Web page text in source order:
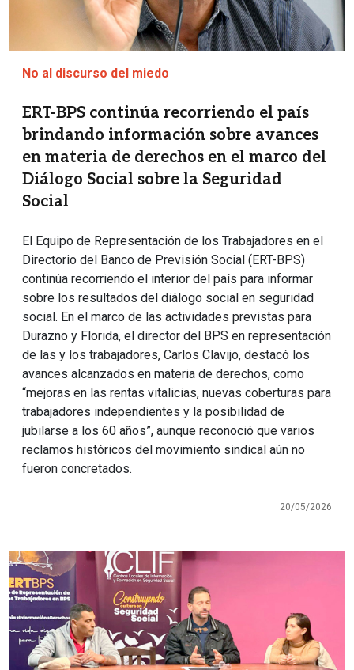
No al discurso del miedo
ERT-BPS continúa recorriendo el país
brindando información sobre avances
en materia de derechos en el marco del
Diálogo Social sobre la Seguridad
Social
El Equipo de Representación de los Trabajadores en el
Directorio del Banco de Previsión Social (ERT-BPS)
continúa recorriendo el interior del país para informar
sobre los resultados del diálogo social en seguridad
social. En el marco de las actividades previstas para
Durazno y Florida, el director del BPS en representación
de las y los trabajadores, Carlos Clavijo, destacó los
avances alcanzados en materia de derechos, como
“mejoras en las rentas vitalicias, nuevas coberturas para
trabajadores independientes y la posibilidad de
jubilarse a los 60 años”, aunque reconoció que varios
reclamos históricos del movimiento sindical aún no
fueron concretados.
20/05/2026
Imagen